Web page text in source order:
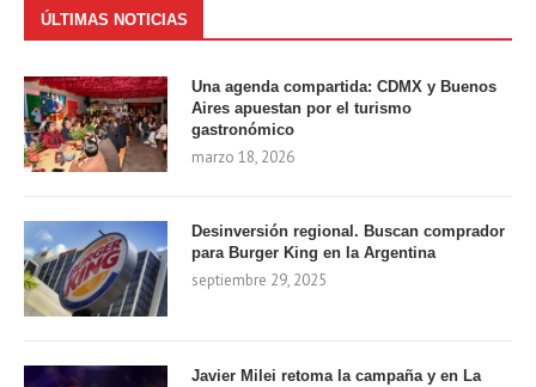
ÚLTIMAS NOTICIAS
Una agenda compartida: CDMX y Buenos
Aires apuestan por el turismo
gastronómico
marzo 18, 2026
Desinversión regional. Buscan comprador
para Burger King en la Argentina
septiembre 29, 2025
Javier Milei retoma la campaña y en La